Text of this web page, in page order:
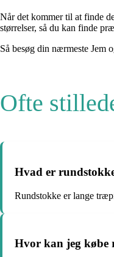
Når det kommer til at finde
størrelser, så du kan finde
Så besøg din nærmeste
Ofte
Hvad er
Rundstokke er lange
Hvor kan jeg købe